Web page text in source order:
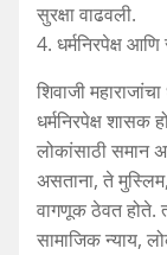
सुरक्षा वाढवली.
4. धर्मनिरपेक्ष
शिवाजी
धर्मनिरपेक्ष शासक
लोकांसाठी समान
असताना, ते
वागणूक ठेवत होते.
सामाजिक न्याय,